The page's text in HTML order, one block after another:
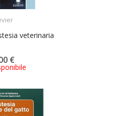
veterinaria
€